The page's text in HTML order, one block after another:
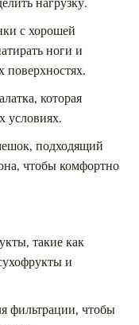
с хорошей
ноги и
поверхностях.
которая
условиях.
подходящий
чтобы комфортно
такие как
и
фильтрации, чтобы